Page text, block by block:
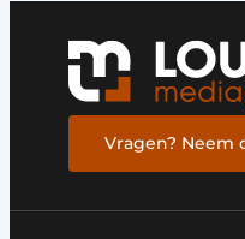
Vragen? Neem